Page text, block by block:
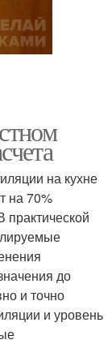
на кухне
на 70%
до
и точно
и уровень